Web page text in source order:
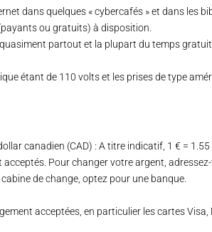
dans quelques « cybercafés » et dans les
ou gratuits) à disposition.
partout et la plupart du temps gratuit.
étant de 110 volts et les prises de type
canadien (CAD) : A titre indicatif, 1 € =
acceptés. Pour changer votre argent,
de change, optez pour une banque.
acceptées, en particulier les cartes